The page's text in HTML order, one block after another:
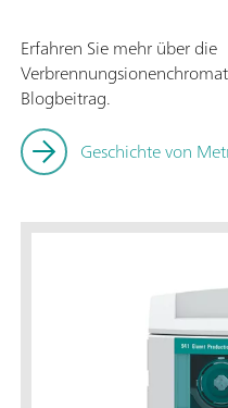
Erfahren Sie mehr über die
Blogbeitrag.
Geschichte von